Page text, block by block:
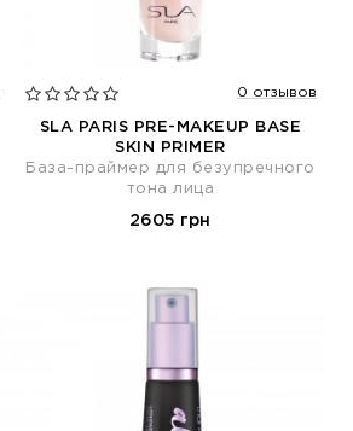
0 отзывов
SLA PARIS PRE-MAKEUP BASE
SKIN PRIMER
База-праймер для безупречного
тона лица
2605 грн